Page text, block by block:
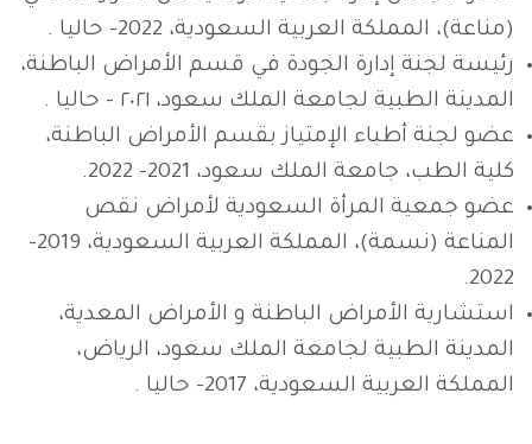
(مناعة)، المملكة العربية السعودية، 2022– حاليا .
رئيسة لجنة إدارة الجودة في قسم الأمراض الباطنة،
المدينة الطبية لجامعة الملك سعود، ٢٠٢١ – حاليا .
عضو لجنة أطباء الإمتياز بقسم الأمراض الباطنة،
كلية الطب، جامعة الملك سعود، 2021- 2022.
عضو جمعية المرأة السعودية لأمراض نقص
المناعة (نسمة)، المملكة العربية السعودية، 2019-
2022.
استشارية الأمراض الباطنة و الأمراض المعدية،
المدينة الطبية لجامعة الملك سعود، الرياض،
المملكة العربية السعودية، 2017– حاليا .